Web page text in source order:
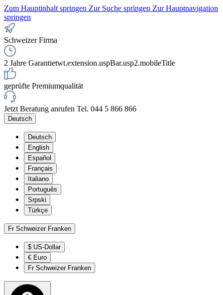
Zum Hauptinhalt springen Zur Suche springen Zur Hauptnavigation
springen
Schweizer Firma
2 Jahre Garantietwt.extension.uspBar.usp2.mobileTitle
geprüfte Premiumqualität
Jetzt Beratung anrufen Tel. 044 5 866 866
Deutsch
Deutsch
English
Español
Français
Italiano
Português
Srpski
Türkçe
Fr Schweizer Franken
$ US-Dollar
€ Euro
Fr Schweizer Franken